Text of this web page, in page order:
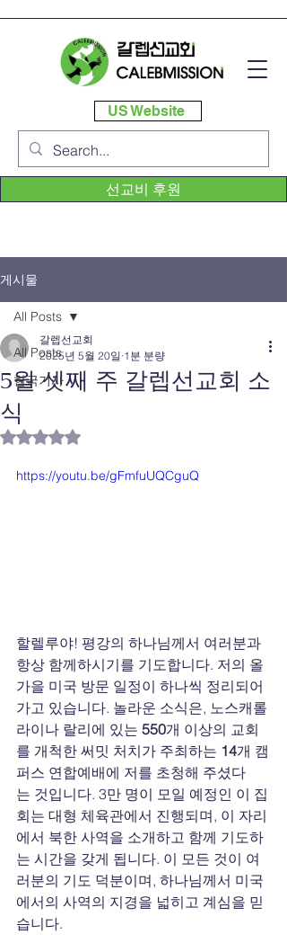
US Website
선교비 후원
게시물
All Posts
한국기사
All Posts
5월 셋째 주 갈렙선교회 소
식
갈렙선교회
2025년 5월 20일 1분 분량
별점 5점 중 NaN점을 주었습니다.
https://youtu.be/gFmfuUQCguQ
할렐루야! 평강의 하나님께서 여러분과
항상 함께하시기를 기도합니다. 저의 올
가을 미국 방문 일정이 하나씩 정리되어
가고 있습니다. 놀라운 소식은, 노스캐롤
라이나 랄리에 있는 550개 이상의 교회
를 개척한 써밋 처치가 주최하는 14개 캠
퍼스 연합예배에 저를 초청해 주셨다
는 것입니다. 3만 명이 모일 예정인 이 집
회는 대형 체육관에서 진행되며, 이 자리
에서 북한 사역을 소개하고 함께 기도하
는 시간을 갖게 됩니다. 이 모든 것이 여
러분의 기도 덕분이며, 하나님께서 미국
에서의 사역의 지경을 넓히고 계심을 믿
습니다.